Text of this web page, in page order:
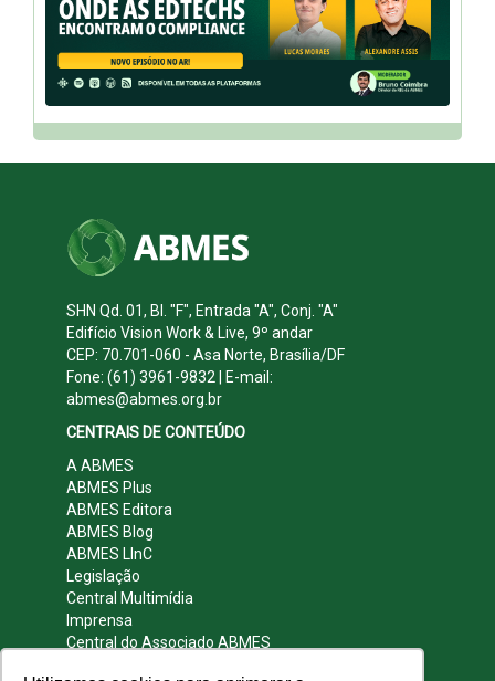
SHN Qd. 01, Bl. "F", Entrada "A", Conj. "A"
Edifício Vision Work & Live, 9º andar
CEP: 70.701-060 - Asa Norte, Brasília/DF
Fone: (61) 3961-9832 | E-mail:
abmes@abmes.org.br
CENTRAIS DE CONTEÚDO
A ABMES
ABMES Plus
ABMES Editora
ABMES Blog
ABMES LInC
Legislação
Central Multimídia
Imprensa
Central do Associado ABMES